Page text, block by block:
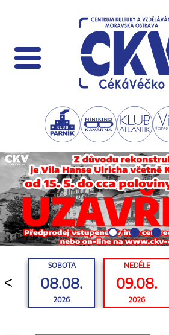
<
SOBOTA
08.08.
2026
NEDĚLE
09.08.
2026